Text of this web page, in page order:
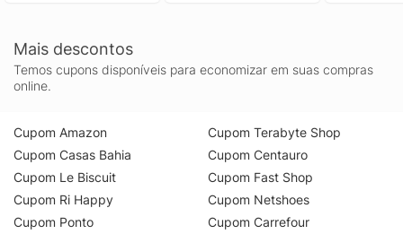
Mais descontos
Temos cupons disponíveis para economizar em suas compras
online.
Cupom Amazon
Cupom Casas Bahia
Cupom Le Biscuit
Cupom Ri Happy
Cupom Ponto
Cupom Terabyte Shop
Cupom Centauro
Cupom Fast Shop
Cupom Netshoes
Cupom Carrefour